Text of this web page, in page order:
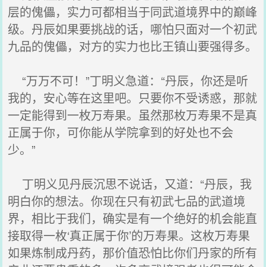
层的傀儡，实力可都相当于同武道境界中的巅峰
级。丹辰如果要挑战的话，哪怕只面对一个初武
九品的傀儡，对方的实力也比王镇山要强得多。
“万万不可！”丁明义急道：“丹辰，你还是听
我的，安心等在这里吧。只要你不受诱惑，那就
一定能得到一枚万寿果。虽然那枚万寿果不是真
正属于你，可你能从学院拿到的好处也不会
少。”
丁明义见丹辰沉思不说话，又道：“丹辰，我
明白你的想法。你现在只有初武七品的武道境
界，相比于我们，确实是有一个绝好的机会能直
接取得一枚‘真正属于你’的万寿果。这枚万寿果
如果炼制成丹药，那价值恐怕比你们丹家的所有